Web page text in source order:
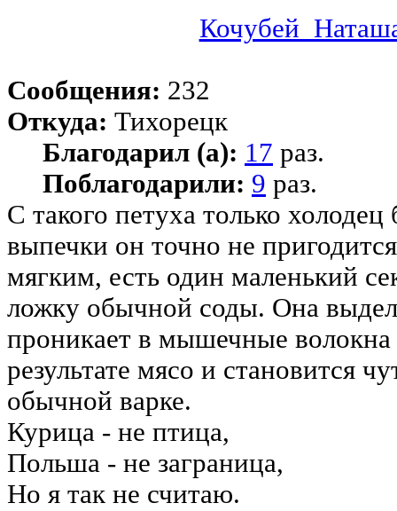
Сообщения: 232
Откуда: Тихорецк
Благодарил (а): 17 раз.
Поблагодарили: 9 раз.
С такого петуха только
выпечки он точно не
мягким, есть один маленький
ложку обычной соды. Она
проникает в мышечные волокна
результате мясо и становится
обычной варке.
Курица - не птица,
Польша - не заграница,
Но я так не считаю.